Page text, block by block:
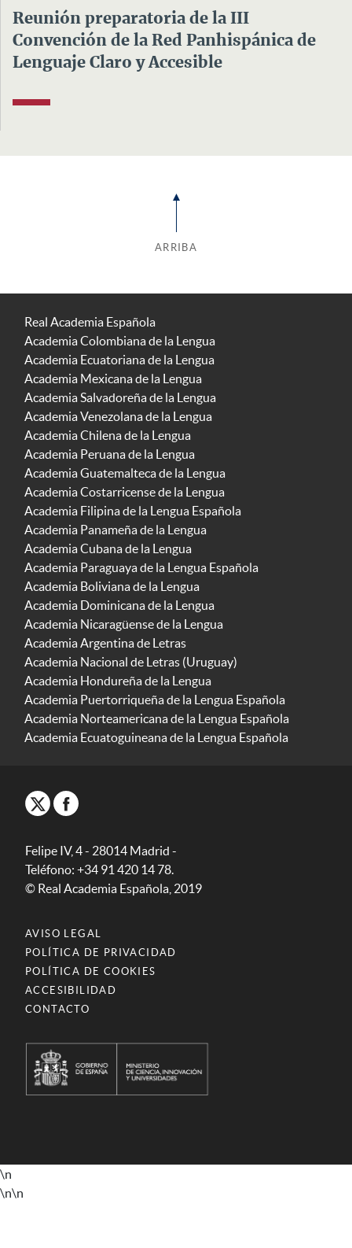
Reunión preparatoria de la III
Convención de la Red Panhispánica de
Lenguaje Claro y Accesible
ARRIBA
Real Academia Española
Academia Colombiana de la Lengua
Academia Ecuatoriana de la Lengua
Academia Mexicana de la Lengua
Academia Salvadoreña de la Lengua
Academia Venezolana de la Lengua
Academia Chilena de la Lengua
Academia Peruana de la Lengua
Academia Guatemalteca de la Lengua
Academia Costarricense de la Lengua
Academia Filipina de la Lengua Española
Academia Panameña de la Lengua
Academia Cubana de la Lengua
Academia Paraguaya de la Lengua Española
Academia Boliviana de la Lengua
Academia Dominicana de la Lengua
Academia Nicaragüense de la Lengua
Academia Argentina de Letras
Academia Nacional de Letras (Uruguay)
Academia Hondureña de la Lengua
Academia Puertorriqueña de la Lengua Española
Academia Norteamericana de la Lengua Española
Academia Ecuatoguineana de la Lengua Española
Felipe IV, 4 - 28014 Madrid -
Teléfono: +34 91 420 14 78.
© Real Academia Española, 2019
AVISO LEGAL
POLÍTICA DE PRIVACIDAD
POLÍTICA DE COOKIES
ACCESIBILIDAD
CONTACTO
\n
\n\n